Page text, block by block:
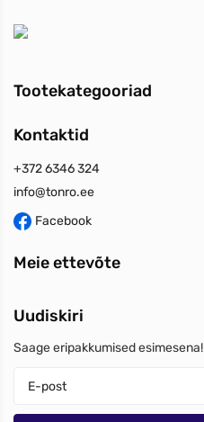
Tootekategooriad
Kontaktid
+372 6346 324
info@tonro.ee
Facebook
Meie ettevõte
Uudiskiri
Saage eripakkumised esimesena!